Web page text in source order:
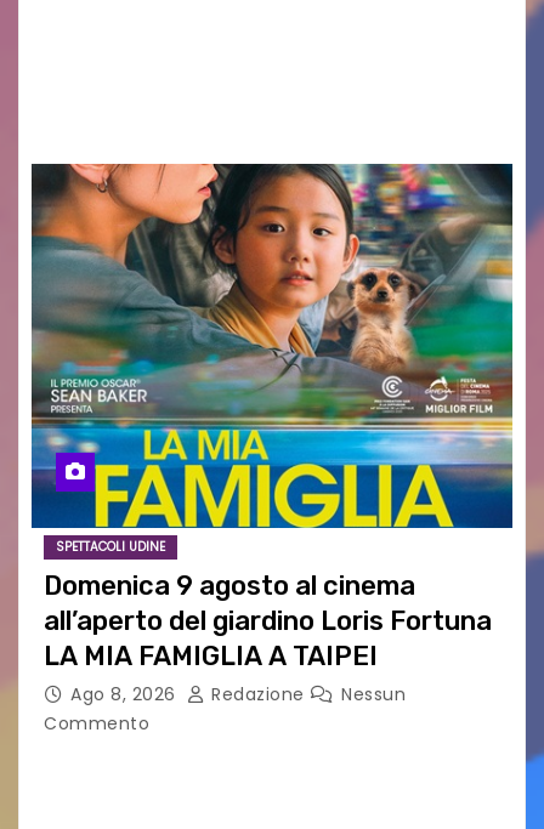
SPETTACOLI UDINE
Domenica 9 agosto al cinema
all’aperto del giardino Loris Fortuna
LA MIA FAMIGLIA A TAIPEI
Ago 8, 2026 Redazione
Nessun
Commento